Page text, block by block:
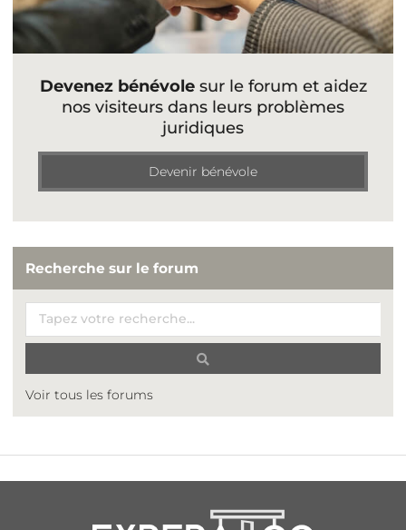
Devenez bénévolesur le forum et aidez
nos visiteurs dans leurs problèmes
juridiques
Devenir bénévole
Recherche sur le forum
Voir tous les forums